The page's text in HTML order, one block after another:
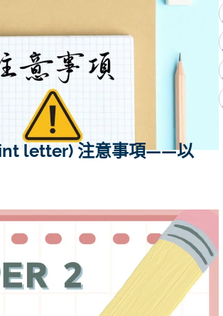
letter) 注意事項——以